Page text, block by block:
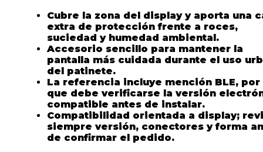
Cubre la zona del display y aporta una
extra de protección frente a roces,
suciedad y humedad ambiental.
Accesorio sencillo para mantener la
pantalla más cuidada durante el uso
del patinete.
La referencia incluye mención BLE, por
que debe verificarse la versión
compatible antes de instalar.
Compatibilidad orientada a display;
siempre versión, conectores y forma
de confirmar el pedido.